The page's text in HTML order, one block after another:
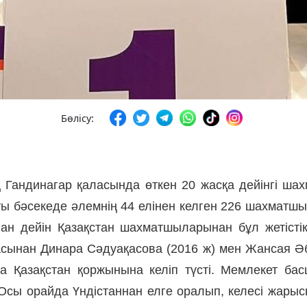
Бөлісу:
қала­сында өткен 20 жасқа дейінгі
бәсекеде әлемнің 44 елінен келген 226
дейін Қазақстан шахматшыларынан бұл
Динара Сәдуақасова (2016 ж) мен Жансая
қоржынына келіп түсті. Мемлекет
орайда Үндістаннан елге оралып, келесі